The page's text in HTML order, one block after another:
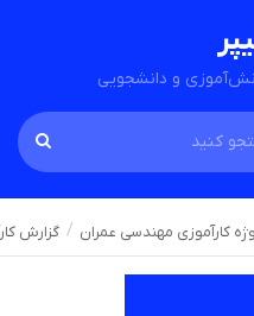
و دانشجویی
کارآموزی مهندسی عمران گزارش